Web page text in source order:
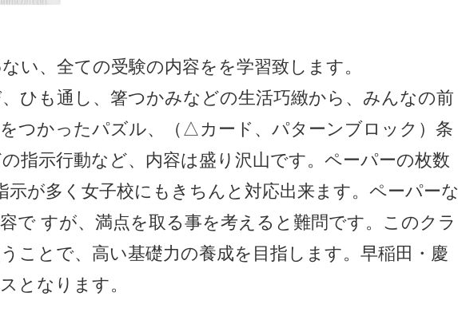
い、全ての受験の内容をを学習致します。
ひも通し、箸つかみなどの生活巧緻から、みんなの前
つかったパズル、（△カード、パターンブロック）条
指示行動など、内容は盛り沢山です。ペーパーの枚数
示が多く女子校にもきちんと対応出来ます。ペーパーな
で すが、満点を取る事を考えると難問です。このクラ
ことで、高い基礎力の養成を目指します。早稲田・慶
となります。